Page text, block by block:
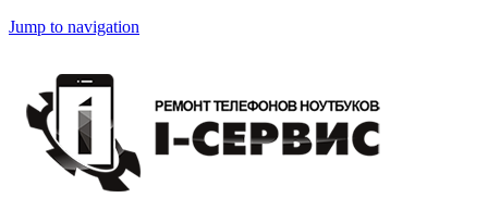
Jump to navigation